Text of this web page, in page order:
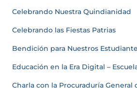
Celebrando Nuestra Quindianidad
Celebrando las Fiestas Patrias
Bendición para Nuestros
Educación en la Era Digital –
Charla con la Procuraduría General